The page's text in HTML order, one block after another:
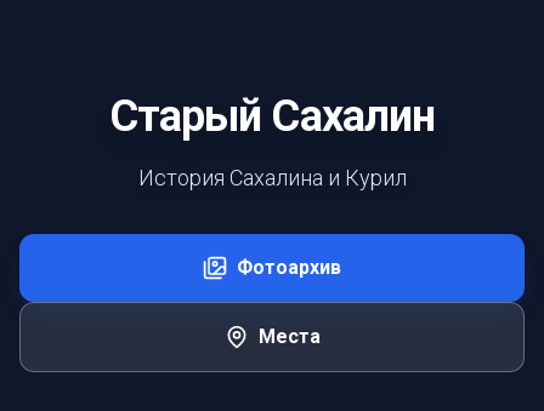
Старый Сахалин
История Сахалина и Курил
Фотоархив
Места